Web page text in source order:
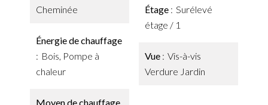
Cheminée
Énergie de chauffage
Bois, Pompe à
chaleur
Moyen de chauffage
Étage
Surélevé
étage / 1
Vue
Vis-à-vis
Verdure Jardin